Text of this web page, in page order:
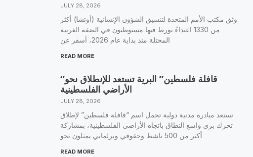
JULY 28, 2026
وثق مكتب الأمم المتحدة لتنسيق الشؤون الإنسانية (أوتشا) أكثر
من 1330 اعتداءً تورط فيها مستوطنون في الضفة الغربية
المحتلة منذ بداية عام 2026، أسفر عن
READ MORE
“قافلة فلسطين” البرية تستعد للإنطلاق نحو
الأراضي الفلسطينية
JULY 28, 2026
تستعد مبادرة مدنية دولية تحمل اسم “قافلة فلسطين” لإطلاق
تحرك بري واسع النطاق باتجاه الأراضي الفلسطينية، بمشاركة
أكثر من 500 ناشط وحقوقي وبرلماني يمثلون نحو
READ MORE